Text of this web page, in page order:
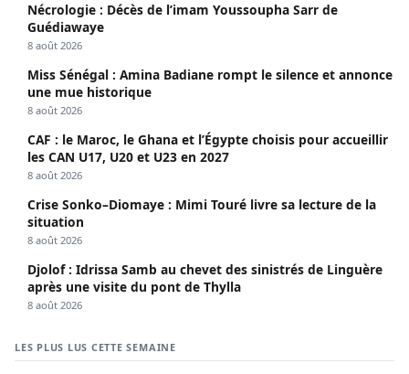
Nécrologie : Décès de l’imam Youssoupha Sarr de
Guédiawaye
8 août 2026
Miss Sénégal : Amina Badiane rompt le silence et annonce
une mue historique
8 août 2026
CAF : le Maroc, le Ghana et l’Égypte choisis pour accueillir
les CAN U17, U20 et U23 en 2027
8 août 2026
Crise Sonko–Diomaye : Mimi Touré livre sa lecture de la
situation
8 août 2026
Djolof : Idrissa Samb au chevet des sinistrés de Linguère
après une visite du pont de Thylla
8 août 2026
LES PLUS LUS CETTE SEMAINE